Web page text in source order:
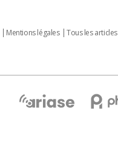
Mentions légales Tous les articles